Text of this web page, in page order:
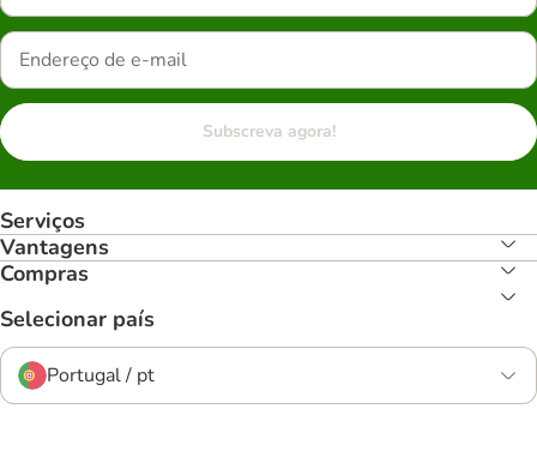
Subscreva agora!
Serviços
Vantagens
Compras
Selecionar país
Portugal / pt